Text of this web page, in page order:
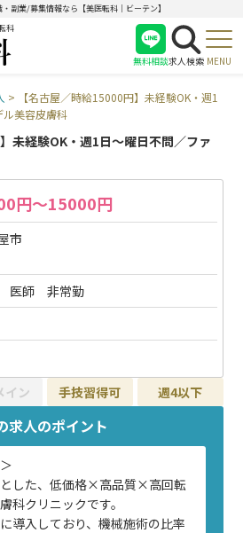
副業/募集情報なら【美医転科｜ビーテン】
科
無料相談
医師
求人検索 MENU
>
【名古屋／時給15000円】未経験OK・週1
ル美容皮膚科
未経験OK・週1日～曜日不問／ファ
円～15000円
市
医師 非常勤
イン 手技習得可 週4以下
求人のポイント
した、低価格×高品質×高回転
科クリニックです。
導入しており、機械施術の比率